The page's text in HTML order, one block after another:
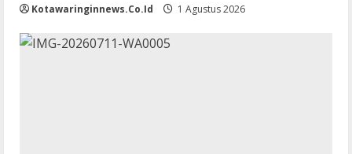
Kotawaringinnews.co.id 1 Agustus 2026